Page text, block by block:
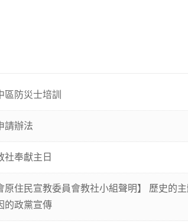
防災士培訓
請辦法
社奉獻主日
原住民宣教委員會教社小組聲明】 歷史
的政黨宣傳